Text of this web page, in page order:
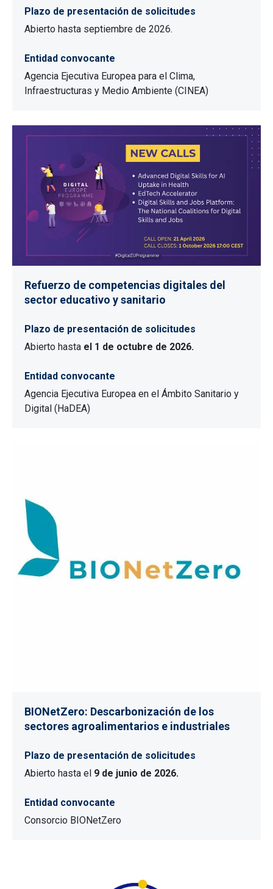
Plazo de presentación de solicitudes
Abierto hasta septiembre de 2026.
Entidad convocante
Agencia Ejecutiva Europea para el Clima,
Infraestructuras y Medio Ambiente (CINEA)
Refuerzo de competencias digitales del
sector educativo y sanitario
Plazo de presentación de solicitudes
Abierto hasta el 1 de octubre de 2026.
Entidad convocante
Agencia Ejecutiva Europea en el Ámbito Sanitario y
Digital (HaDEA)
BIONetZero: Descarbonización de los
sectores agroalimentarios e industriales
Plazo de presentación de solicitudes
Abierto hasta el 9 de junio de 2026.
Entidad convocante
Consorcio BIONetZero